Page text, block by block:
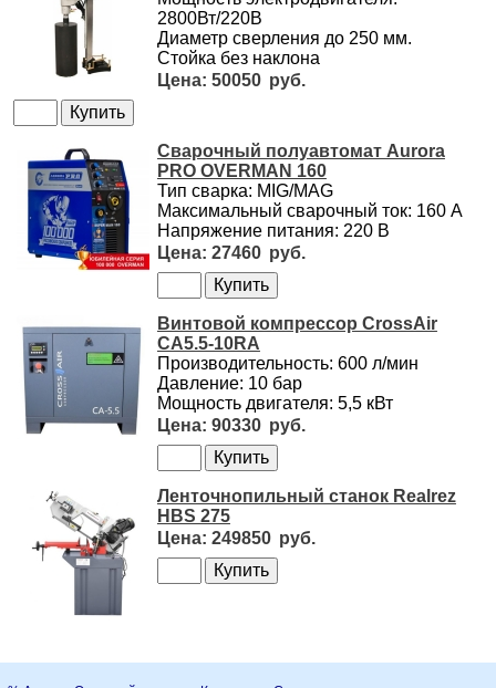
2800Вт/220В
Диаметр сверления до 250 мм.
Стойка без наклона
50050
Сварочный полуавтомат Aurora
PRO OVERMAN 160
Тип сварка: MIG/MAG
Максимальный сварочный ток: 160 А
Напряжение питания: 220 В
27460
Винтовой компрессор CrossAir
CA5.5-10RA
Производительность: 600 л/мин
Давление: 10 бар
Мощность двигателя: 5,5 кВт
90330
Ленточнопильный станок Realrez
HBS 275
249850